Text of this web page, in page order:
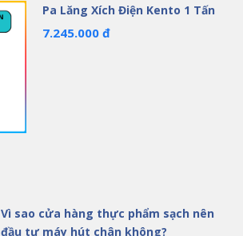
Pa Lăng Xích Điện Kento 1 Tấn
7.245.000 đ
Vì sao cửa hàng thực phẩm sạch nên
đầu tư máy hút chân không?